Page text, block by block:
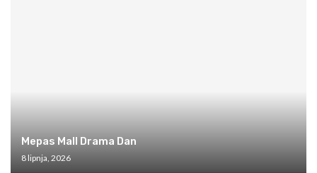
Mepas Mall Drama Dan
8 lipnja, 2026